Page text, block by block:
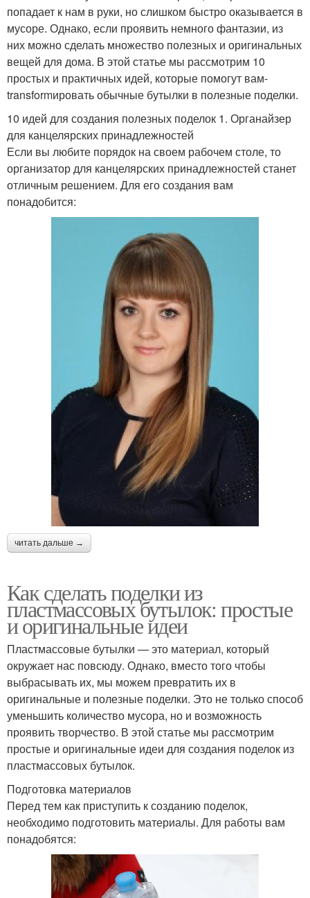
попадает к нам в руки, но слишком быстро оказывается в
мусоре. Однако, если проявить немного фантазии, из
них можно сделать множество полезных и оригинальных
вещей для дома. В этой статье мы рассмотрим 10
простых и практичных идей, которые помогут вам-
transformировать обычные бутылки в полезные поделки.
10 идей для создания полезных поделок 1. Органайзер
для канцелярских принадлежностей
Если вы любите порядок на своем рабочем столе, то
организатор для канцелярских принадлежностей станет
отличным решением. Для его создания вам
понадобится:
читать дальше →
Как сделать поделки из
пластмассовых бутылок: простые
и оригинальные идеи
Пластмассовые бутылки — это материал, который
окружает нас повсюду. Однако, вместо того чтобы
выбрасывать их, мы можем превратить их в
оригинальные и полезные поделки. Это не только способ
уменьшить количество мусора, но и возможность
проявить творчество. В этой статье мы рассмотрим
простые и оригинальные идеи для создания поделок из
пластмассовых бутылок.
Подготовка материалов
Перед тем как приступить к созданию поделок,
необходимо подготовить материалы. Для работы вам
понадобятся: